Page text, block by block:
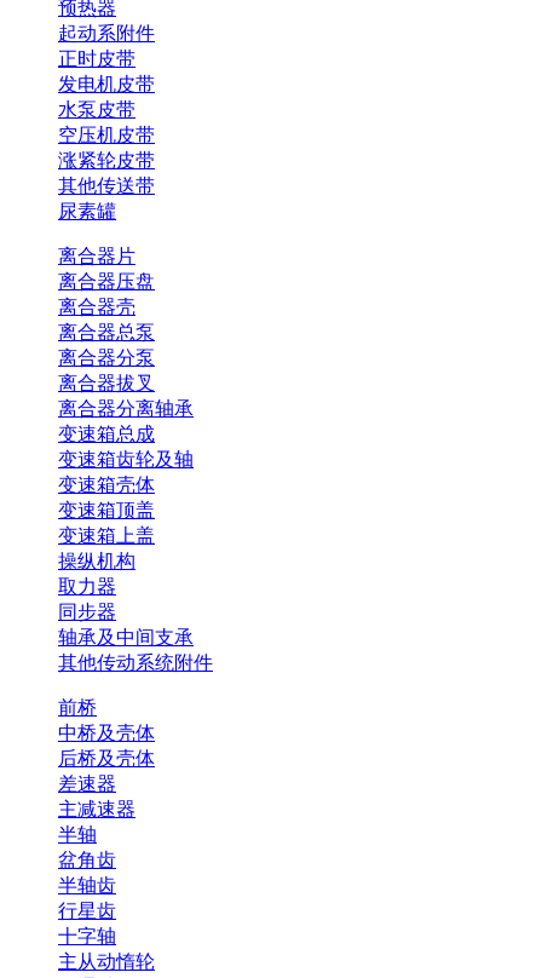
预热器
起动系附件
正时皮带
发电机皮带
水泵皮带
空压机皮带
涨紧轮皮带
其他传送带
尿素罐
离合器片
离合器压盘
离合器壳
离合器总泵
离合器分泵
离合器拔叉
离合器分离轴承
变速箱总成
变速箱齿轮及轴
变速箱壳体
变速箱顶盖
变速箱上盖
操纵机构
取力器
同步器
轴承及中间支承
其他传动系统附件
前桥
中桥及壳体
后桥及壳体
差速器
主减速器
半轴
盆角齿
半轴齿
行星齿
十字轴
主从动惰轮